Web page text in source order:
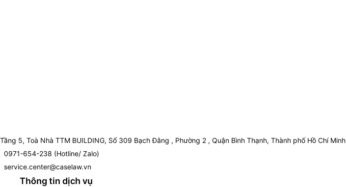
Tầng 5, Toà Nhà TTM BUILDING, Số 309 Bạch Đằng , Phường 2 , Quận Bình Thạnh, Thành phố Hồ Chí Minh
0971-654-238 (Hotline/ Zalo)
service.center@caselaw.vn
Thông tin dịch vụ